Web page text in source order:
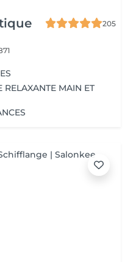
205
RELAXANTE MAIN ET